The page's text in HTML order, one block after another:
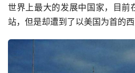
世界上最大的发展中国家，目前
站，但是却遭到了以美国为首的西